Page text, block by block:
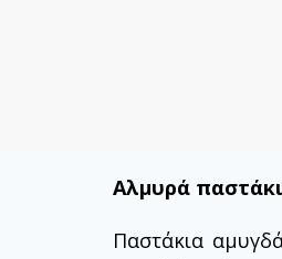
Αλμυρά
Παστάκια